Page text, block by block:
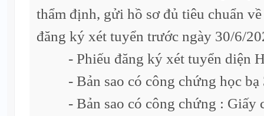
thẩm định, gửi hồ sơ đủ tiêu chuẩn
đăng ký xét tuyển trước ngày 30/6/
- Phiếu đăng ký xét tuyển diện
- Bản sao có công chứng học bạ
- Bản sao có công chứng : Giấy